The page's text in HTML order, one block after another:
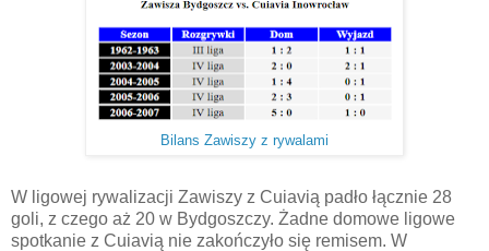
Bilans Zawiszy z rywalami
W ligowej rywalizacji Zawiszy z Cuiavią padło łącznie 28
goli, z czego aż 20 w Bydgoszczy. Żadne domowe ligowe
spotkanie z Cuiavią nie zakończyło się remisem. W